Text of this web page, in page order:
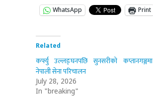
WhatsApp
Print
Related
कर्फ्यु उल्लङ्घनपछि सुनसरीको कप्तानगञ्जमा
नेपाली सेना परिचालन
July 28, 2026
In "breaking"